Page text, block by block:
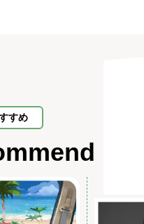
すめ